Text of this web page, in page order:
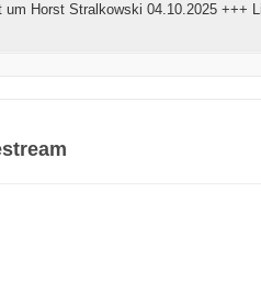
Stralkowski 04.10.2025 +++